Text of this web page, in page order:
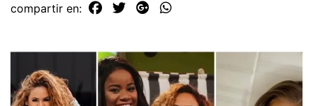
compartir en: